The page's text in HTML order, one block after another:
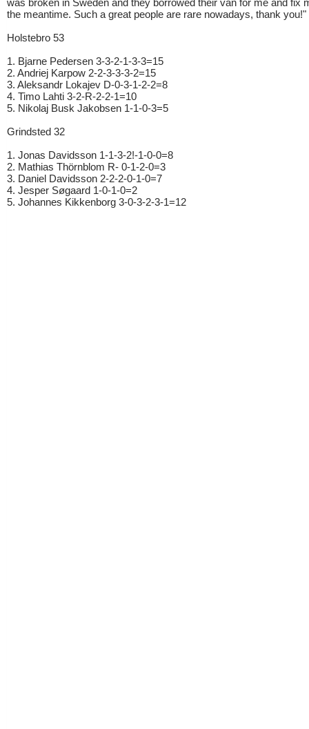
was broken in Sweden and they borrowed their van for me and fix
the meantime. Such a great people are rare nowadays, thank you!"
Holstebro 53
1. Bjarne Pedersen 3-3-2-1-3-3=15
2. Andriej Karpow 2-2-3-3-3-2=15
3. Aleksandr Lokajev D-0-3-1-2-2=8
4. Timo Lahti 3-2-R-2-2-1=10
5. Nikolaj Busk Jakobsen 1-1-0-3=5
Grindsted 32
1. Jonas Davidsson 1-1-3-2!-1-0-0=8
2. Mathias Thörnblom R- 0-1-2-0=3
3. Daniel Davidsson 2-2-2-0-1-0=7
4. Jesper Søgaard 1-0-1-0=2
5. Johannes Kikkenborg 3-0-3-2-3-1=12